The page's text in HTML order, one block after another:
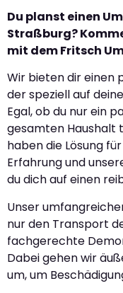
Du planst einen
Straßburg?
mit dem Fritsch
Wir bieten dir einen
der speziell auf
Egal, ob du nur ein
gesamten
haben die Lösung
Erfahrung und
du dich auf einen
Unser
nur den Transport
fachgerechte
Dabei gehen wir
um, um